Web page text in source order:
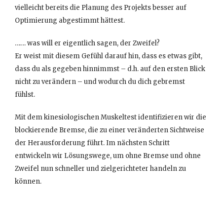
vielleicht bereits die Planung des Projekts besser auf
Optimierung abgestimmt hättest.
……. was will er eigentlich sagen, der Zweifel?
Er weist mit diesem Gefühl darauf hin, dass es etwas gibt,
dass du als gegeben hinnimmst – d.h. auf den ersten Blick
nicht zu verändern – und wodurch du dich gebremst
fühlst.
Mit dem kinesiologischen Muskeltest identifizieren wir die
blockierende Bremse, die zu einer veränderten Sichtweise
der Herausforderung führt. Im nächsten Schritt
entwickeln wir Lösungswege, um ohne Bremse und ohne
Zweifel nun schneller und zielgerichteter handeln zu
können.